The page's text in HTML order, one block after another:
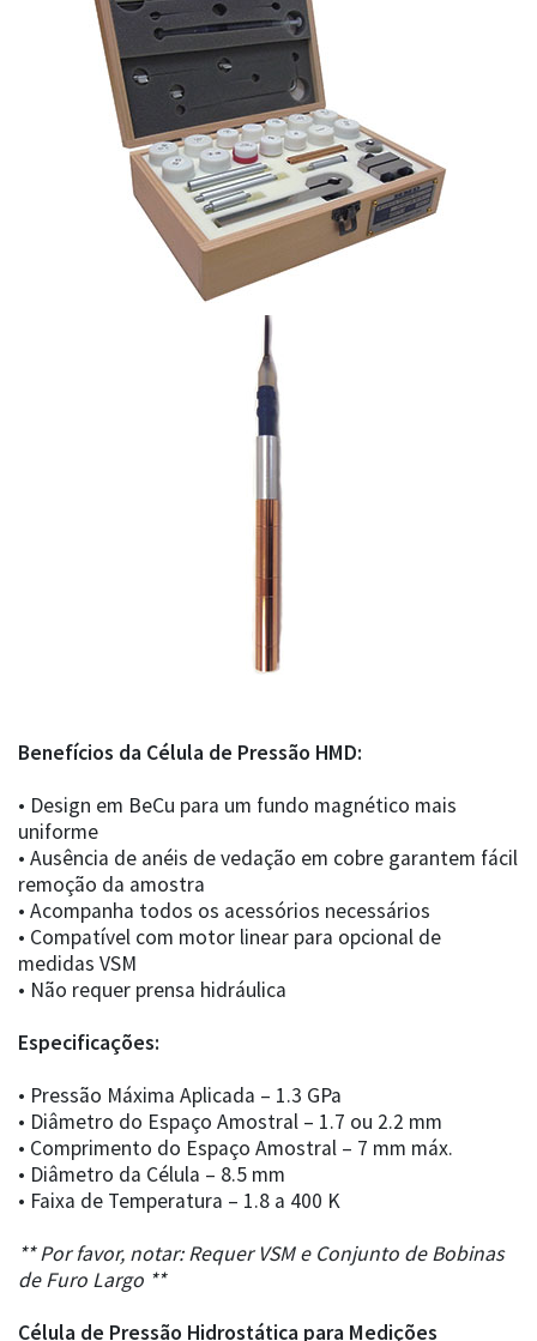
Benefícios da Célula de Pressão HMD:
• Design em BeCu para um fundo magnético mais
uniforme
• Ausência de anéis de vedação em cobre garantem fácil
remoção da amostra
• Acompanha todos os acessórios necessários
• Compatível com motor linear para opcional de
medidas VSM
• Não requer prensa hidráulica
Especificações:
• Pressão Máxima Aplicada – 1.3 GPa
• Diâmetro do Espaço Amostral – 1.7 ou 2.2 mm
• Comprimento do Espaço Amostral – 7 mm máx.
• Diâmetro da Célula – 8.5 mm
• Faixa de Temperatura – 1.8 a 400 K
** Por favor, notar: Requer VSM e Conjunto de Bobinas
de Furo Largo **
Célula de Pressão Hidrostática para Medições